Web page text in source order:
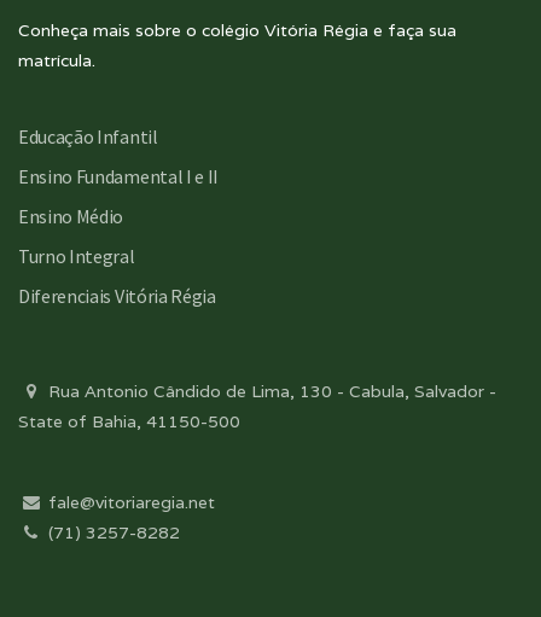
Conheça mais sobre o colégio Vitória Régia e faça sua
matrícula.
Educação Infantil
Ensino Fundamental I e II
Ensino Médio
Turno Integral
Diferenciais Vitória Régia
Rua Antonio Cândido de Lima, 130 - Cabula, Salvador -
State of Bahia, 41150-500
fale@vitoriaregia.net
(71) 3257-8282